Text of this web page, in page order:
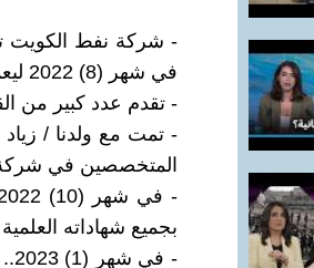
في شهر (8) 2022 ليعملوا لديهم كمرشدين بحريين في موانئ الكويت.
- تقدم عدد كبير من
المتخصصين في
بجميع شهاداته